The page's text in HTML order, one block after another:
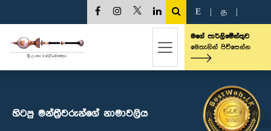
E த
මගේ පාර්ලිමේන්තුව
මෙතැනින් පිවිසෙන්න
හිටපු මන්ත්‍රීවරුන්ගේ නාමාවලිය